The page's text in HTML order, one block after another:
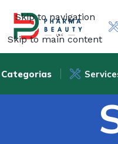
Skip to navigation
Skip to main content
Categorias